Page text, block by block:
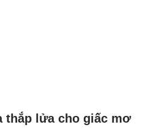
thắp lửa cho giấc mơ